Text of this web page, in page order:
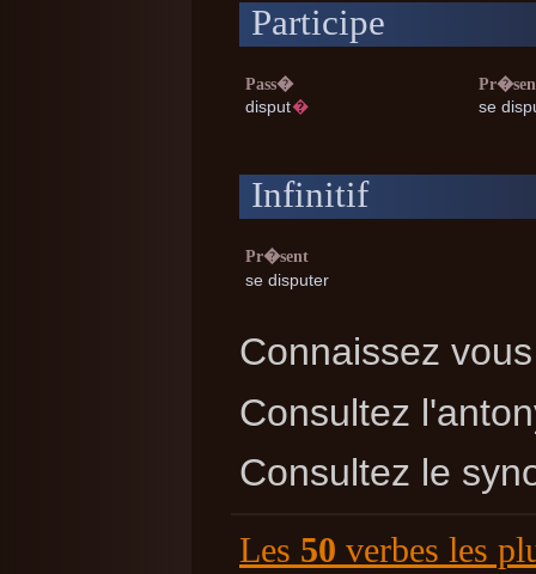
Participe
Pass�
disput�
se
Infinitif
Pr�sent
se disputer
Connaissez
Consultez
Consultez le
Les 50 verbes les